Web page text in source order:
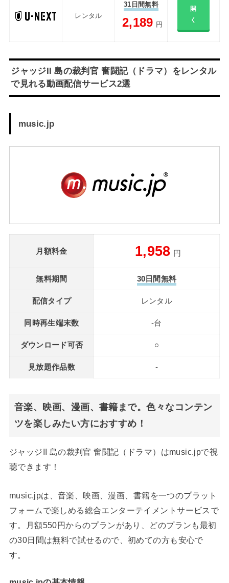
レンタル
31日間無料
2,189 円
開
く
ジャッジII 島の裁判官 奮闘記（ドラマ）をレンタル
で見れる動画配信サービス2選
music.jp
月額料金 1,958 円
無料期間 30日間無料
配信タイプ レンタル
同時再生端末数 -台
ダウンロード可否 ○
見放題作品数 -
音楽、映画、漫画、書籍まで。色々なコンテン
ツを楽しみたい方におすすめ！
ジャッジII 島の裁判官 奮闘記（ドラマ）はmusic.jpで視
聴できます！
music.jpは、音楽、映画、漫画、書籍を一つのプラット
フォームで楽しめる総合エンターテイメントサービスで
す。月額550円からのプランがあり、どのプランも最初
の30日間は無料で試せるので、初めての方も安心で
す。